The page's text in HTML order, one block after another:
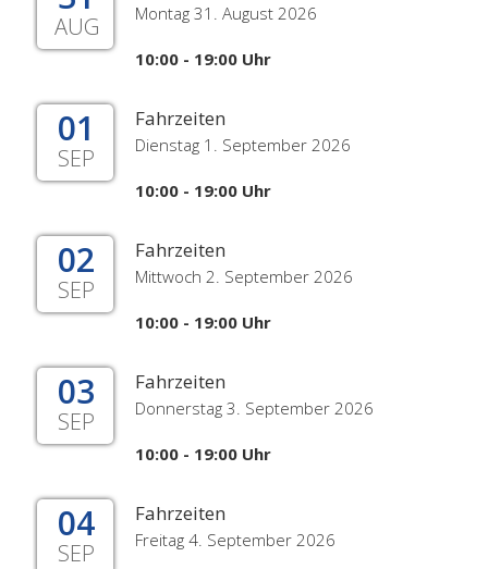
AUG Montag 31. August 2026
10:00 - 19:00 Uhr
01
SEP
Fahrzeiten
Dienstag 1. September 2026
10:00 - 19:00 Uhr
02
SEP
Fahrzeiten
Mittwoch 2. September 2026
10:00 - 19:00 Uhr
03
SEP
Fahrzeiten
Donnerstag 3. September 2026
10:00 - 19:00 Uhr
04
SEP
Fahrzeiten
Freitag 4. September 2026